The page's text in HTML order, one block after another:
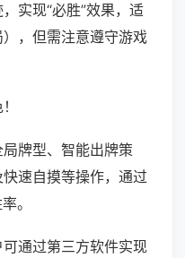
实现“必胜”效果，适
，但需注意遵守游戏
牌型、智能出牌策
速自摸等操作，通过
。
通过第三方软件实现